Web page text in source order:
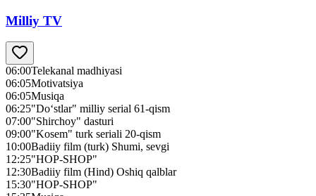
Milliy TV
06:00Telekanal madhiyasi
06:05Motivatsiya
06:05Musiqa
06:25"Do‘stlar" milliy serial 61-qism
07:00"Shirchoy" dasturi
09:00"Kosem" turk seriali 20-qism
10:00Badiiy film (turk) Shumi, sevgi
12:25"HOP-SHOP"
12:30Badiiy film (Hind) Oshiq qalblar
15:30"HOP-SHOP"